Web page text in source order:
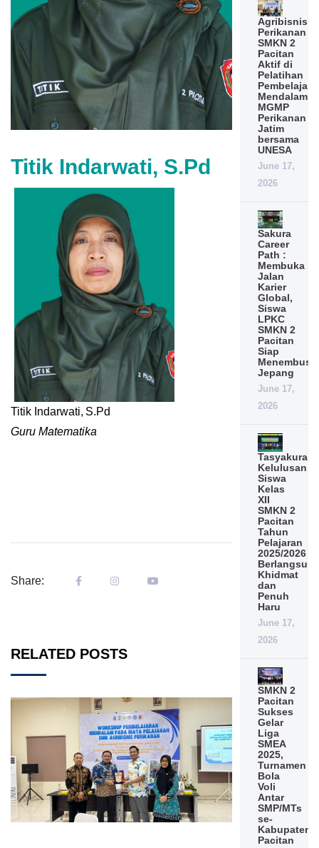
Titik Indarwati, S.Pd
Titik Indarwati, S.Pd
Guru Matematika
Share:
RELATED POSTS
Agribisnis
Perikanan
SMKN 2
Pacitan
Aktif di
Pelatihan
Mendalam
MGMP
Perikanan
Jatim
bersama
UNESA
June 17,
2026
Sakura
Career
Path :
Membuka
Jalan
Karier
Global,
Siswa
LPKC
SMKN 2
Pacitan
Siap
Menembus
Jepang
June 17,
2026
Tasyakuran
Kelulusan
Siswa
Kelas
XII
SMKN 2
Pacitan
Tahun
Pelajaran
2025/2026
Khidmat
dan
Penuh
Haru
June 17,
2026
SMKN 2
Pacitan
Sukses
Gelar
Liga
SMEA
2025,
Turnamen
Bola
Voli
Antar
SMP/MTs
se-
Kabupaten
Pacitan